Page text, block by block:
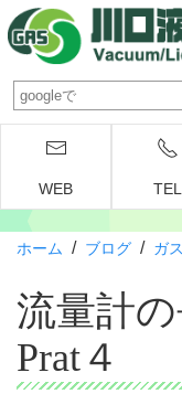
WEB TEL
ホーム / ブログ / ガ
流量計
Prat４